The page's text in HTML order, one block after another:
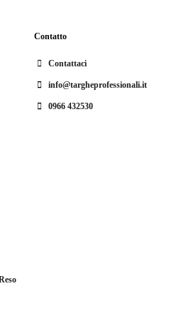
Contatto
Contattaci
info@targheprofessionali.it
0966 432530